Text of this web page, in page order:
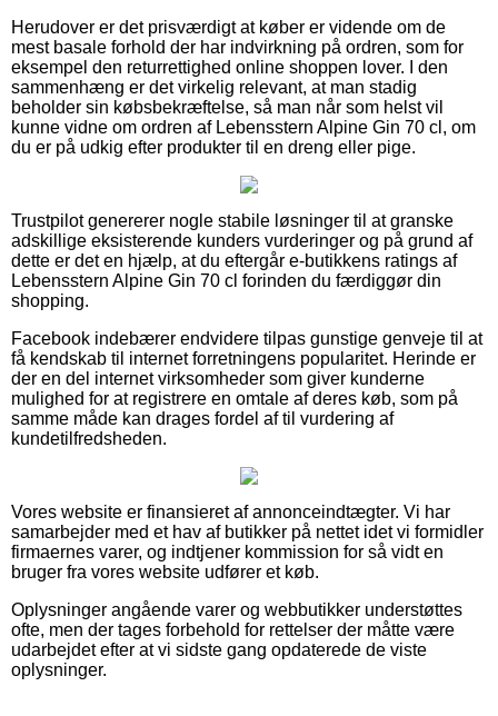
Herudover er det prisværdigt at køber er vidende om de
mest basale forhold der har indvirkning på ordren, som for
eksempel den returrettighed online shoppen lover. I den
sammenhæng er det virkelig relevant, at man stadig
beholder sin købsbekræftelse, så man når som helst vil
kunne vidne om ordren af Lebensstern Alpine Gin 70 cl, om
du er på udkig efter produkter til en dreng eller pige.
Trustpilot genererer nogle stabile løsninger til at granske
adskillige eksisterende kunders vurderinger og på grund af
dette er det en hjælp, at du eftergår e-butikkens ratings af
Lebensstern Alpine Gin 70 cl forinden du færdiggør din
shopping.
Facebook indebærer endvidere tilpas gunstige genveje til at
få kendskab til internet forretningens popularitet. Herinde er
der en del internet virksomheder som giver kunderne
mulighed for at registrere en omtale af deres køb, som på
samme måde kan drages fordel af til vurdering af
kundetilfredsheden.
Vores website er finansieret af annonceindtægter. Vi har
samarbejder med et hav af butikker på nettet idet vi formidler
firmaernes varer, og indtjener kommission for så vidt en
bruger fra vores website udfører et køb.
Oplysninger angående varer og webbutikker understøttes
ofte, men der tages forbehold for rettelser der måtte være
udarbejdet efter at vi sidste gang opdaterede de viste
oplysninger.